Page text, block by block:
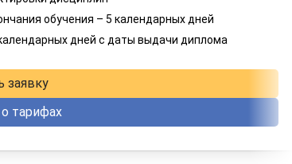
/ 6 415 руб.
обучения – 5 календарных дней
дней с даты выдачи диплома
заявку
тарифах